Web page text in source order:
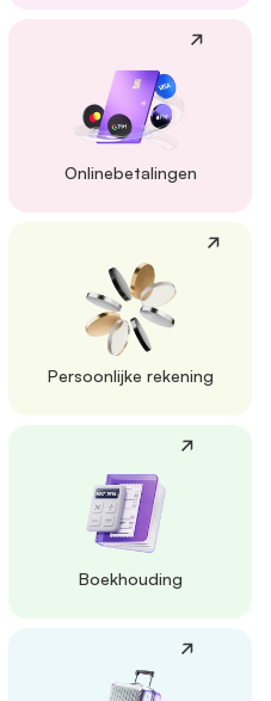
Onlinebetalingen
Persoonlijke rekening
Boekhouding